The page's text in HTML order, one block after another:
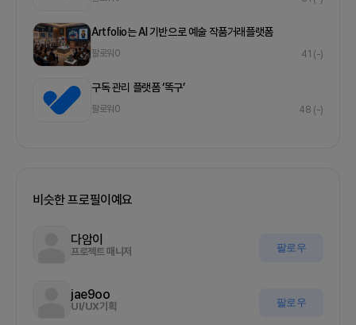
Artfolio는 AI 기반으로 예술 작품거래플랫폼
팔로워 0 41 (-)
구독 관리 플랫폼 ‘똑구’
팔로워 0 48 (-)
비슷한 프로필이예요
다암이
프로젝트 매니저 팔로우
jae9oo
UI/UX기획 팔로우